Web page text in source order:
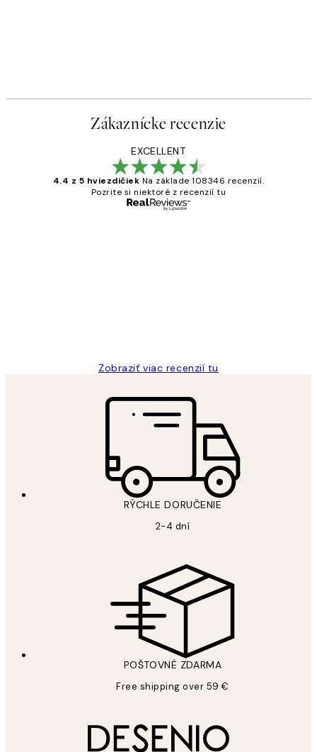
Zákaznícke recenzie
EXCELLENT
4.4 z 5 hviezdičiek Na základe 108346 recenzií.
Pozrite si niektoré z recenzií tu
Zobraziť viac recenzií tu
RÝCHLE DORUČENIE
2-4 dní
POŠTOVNÉ ZDARMA
Free shipping over 59 €